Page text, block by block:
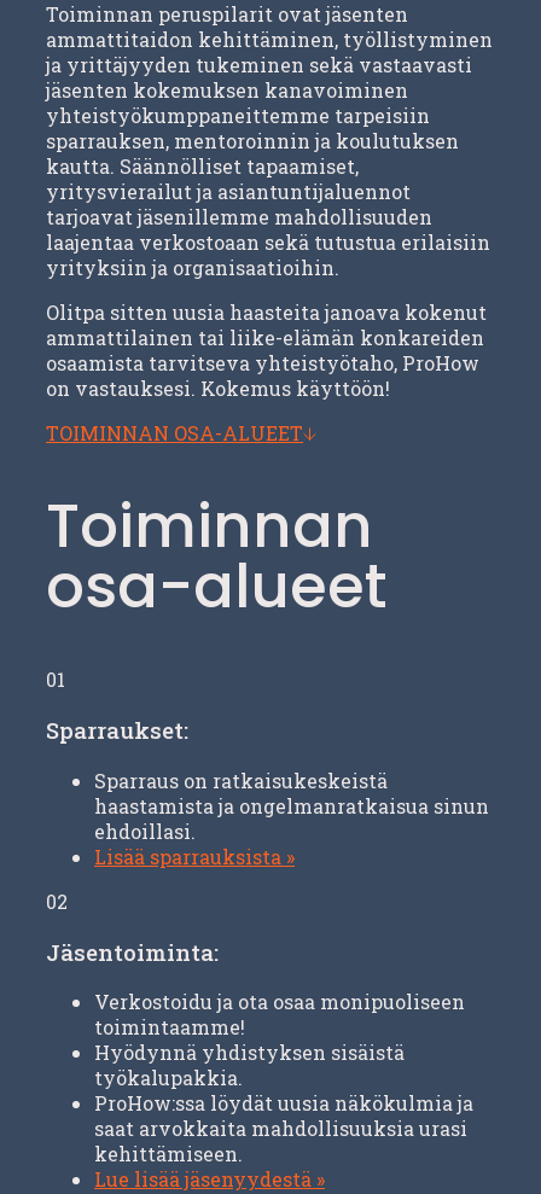
Toiminnan peruspilarit ovat jäsenten
ammattitaidon kehittäminen, työllistyminen
ja yrittäjyyden tukeminen sekä vastaavasti
jäsenten kokemuksen kanavoiminen
yhteistyökumppaneittemme tarpeisiin
sparrauksen, mentoroinnin ja koulutuksen
kautta. Säännölliset tapaamiset,
yritysvierailut ja asiantuntijaluennot
tarjoavat jäsenillemme mahdollisuuden
laajentaa verkostoaan sekä tutustua erilaisiin
yrityksiin ja organisaatioihin.
Olitpa sitten uusia haasteita janoava kokenut
ammattilainen tai liike-elämän konkareiden
osaamista tarvitseva yhteistyötaho, ProHow
on vastauksesi. Kokemus käyttöön!
TOIMINNAN OSA-ALUEET
Toiminnan
osa-alueet
01
Sparraukset:
Sparraus on ratkaisukeskeistä
haastamista ja ongelmanratkaisua sinun
ehdoillasi.
Lisää sparrauksista »
02
Jäsentoiminta:
Verkostoidu ja ota osaa monipuoliseen
toimintaamme!
Hyödynnä yhdistyksen sisäistä
työkalupakkia.
ProHow:ssa löydät uusia näkökulmia ja
saat arvokkaita mahdollisuuksia urasi
kehittämiseen.
Lue lisää jäsenyydestä »